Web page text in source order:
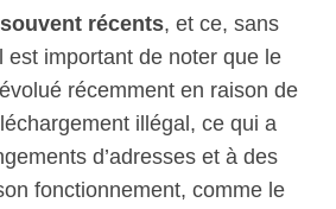
récents, et ce, sans
est important de noter que le
récemment en raison de
illégal, ce qui a
d’adresses et à des
fonctionnement, comme le